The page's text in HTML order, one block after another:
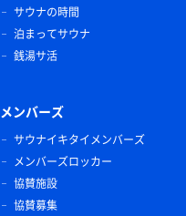
サウナの時間
泊まってサウナ
銭湯サ活
メンバーズ
サウナイキタイメンバーズ
メンバーズロッカー
協賛施設
協賛募集